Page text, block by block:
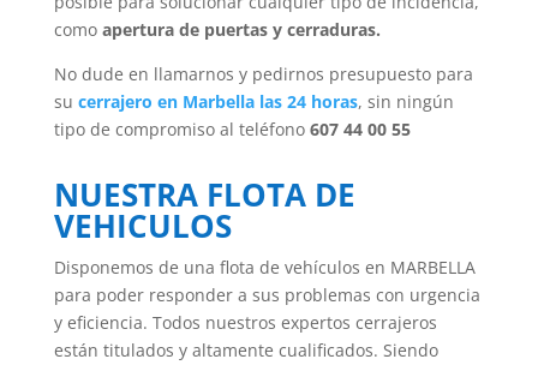
como apertura de puertas y cerraduras.
No dude en llamarnos y pedirnos presupuesto para
su cerrajero en Marbella las 24 horas, sin ningún
tipo de compromiso al teléfono 607 44 00 55
NUESTRA FLOTA DE
VEHICULOS
Disponemos de una flota de vehículos en MARBELLA
para poder responder a sus problemas con urgencia
y eficiencia. Todos nuestros expertos cerrajeros
están titulados y altamente cualificados. Siendo